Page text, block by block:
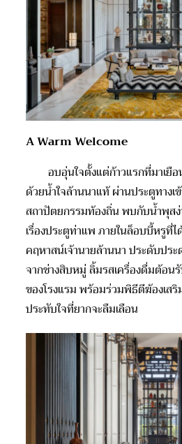
A Warm Welcome
อบอุ่นใจตั้งแต่ก้าวแรกที่มาเยือ
ด้วยน้ำใจล้านนาแท้ ผ่านประตูทางเ
สถาปัตยกรรมท้องถิ่น พบกับน้ำพุสง่
เรื่องประตูท่าแพ ภายในล็อบบี้หรูที่
คฤหาสน์เจ้านายล้านนา ประดับปร
จากช่างสิบหมู่ ลิ้มรสเครื่องดื่มต้อน
ของโรงแรม พร้อมร่วมพิธีตีฆ้องเส
ประทับใจที่ยากจะลืมเลือน